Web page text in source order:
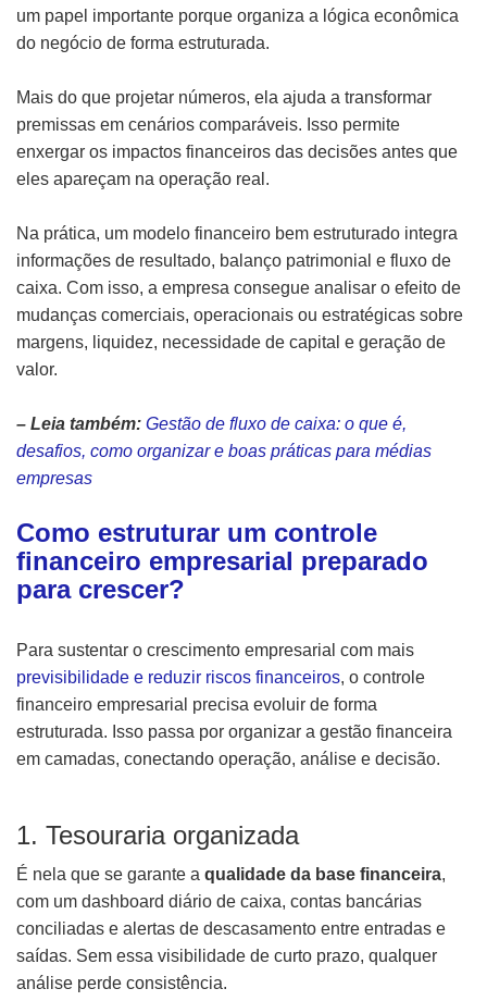
um papel importante porque organiza a lógica econômica
do negócio de forma estruturada.
Mais do que projetar números, ela ajuda a transformar
premissas em cenários comparáveis. Isso permite
enxergar os impactos financeiros das decisões antes que
eles apareçam na operação real.
Na prática, um modelo financeiro bem estruturado integra
informações de resultado, balanço patrimonial e fluxo de
caixa. Com isso, a empresa consegue analisar o efeito de
mudanças comerciais, operacionais ou estratégicas sobre
margens, liquidez, necessidade de capital e geração de
valor.
– Leia também: Gestão de fluxo de caixa: o que é,
desafios, como organizar e boas práticas para médias
empresas
Como estruturar um controle
financeiro empresarial preparado
para crescer?
Para sustentar o crescimento empresarial com mais
previsibilidade e reduzir riscos financeiros, o controle
financeiro empresarial precisa evoluir de forma
estruturada. Isso passa por organizar a gestão financeira
em camadas, conectando operação, análise e decisão.
1. Tesouraria organizada
É nela que se garante a qualidade da base financeira,
com um dashboard diário de caixa, contas bancárias
conciliadas e alertas de descasamento entre entradas e
saídas. Sem essa visibilidade de curto prazo, qualquer
análise perde consistência.